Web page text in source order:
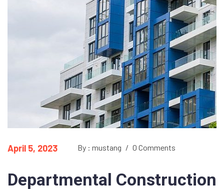
April 5, 2023 By : mustang / 0 Comments
Departmental Construction